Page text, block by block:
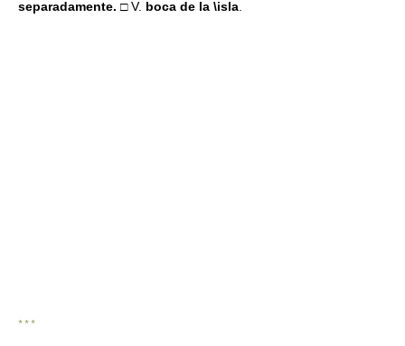
separadamente. □ V. boca de la \isla
* * *